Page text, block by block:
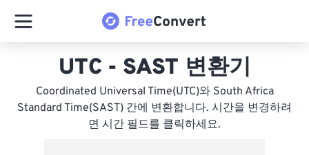
UTC - SAST 변환기
Coordinated Universal Time(UTC)와 South Africa
Standard Time(SAST) 간에 변환합니다. 시간을 변경하려
면 시간 필드를 클릭하세요.